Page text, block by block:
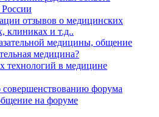
отзывов о медицинских
клиниках и т.д..
медицины, общение
медицина?
в медицине
форума
на форуме